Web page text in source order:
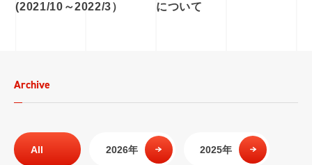
(2021/10～2022/3）
について
Archive
All 2026年 2025年